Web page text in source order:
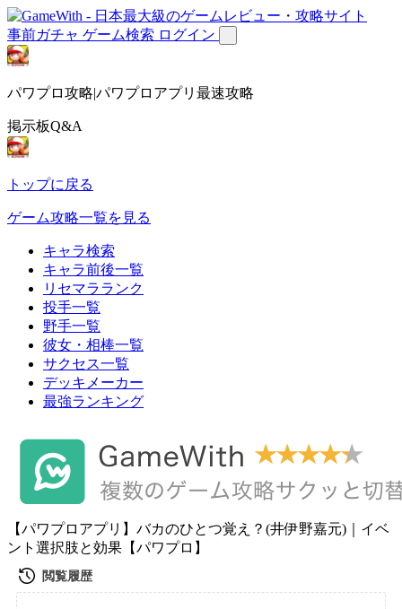
事前ガチャ ゲーム検索 ログイン
パワプロ攻略|パワプロアプリ最速攻略
掲示板Q&A
トップに戻る
ゲーム攻略一覧を見る
キャラ検索
キャラ前後一覧
リセマラランク
投手一覧
野手一覧
彼女・相棒一覧
サクセス一覧
デッキメーカー
最強ランキング
【パワプロアプリ】バカのひとつ覚え？(井伊野嘉元)｜イベ
ント選択肢と効果【パワプロ】